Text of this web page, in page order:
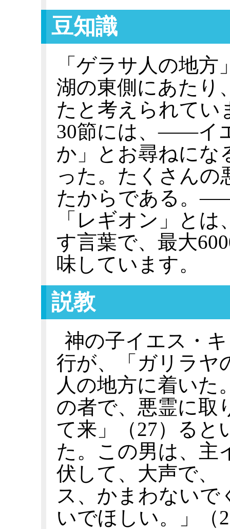
豆知識
「ゲラサ人の地
湖の東側にあたり
たと考えられてい
30節には、——イ
か」とお尋ねにな
った。たくさんの
たからである。
「レギオン」と
す言葉で、最大
味しています。
説教
神の子イエス・
行が、「ガリラヤ
人の地方に着いた
の者で、悪霊に取
て来」（27）ると
た。この男は、主
伏して、大声で、
ス、かまわないで
いでほしい。」（